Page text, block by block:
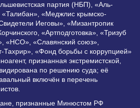
партия (НБП), «Аль-
«Меджлис крымско-
Иеговы», «Мизантропик
«Артподготовка», «Тризуб
«НСО», «Славянский союз»,
Тахрир», «Фонд борьбы с коррупцией»
признанная экстремистской,
по решению суда; её
включён в перечень
признанные Минюстом РФ